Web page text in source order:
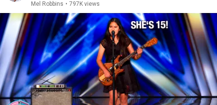
Mel Robbins • 797K views